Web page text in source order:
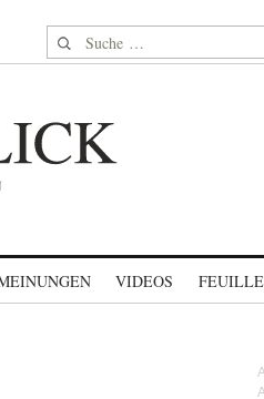
Suche nach:
VIDEOS